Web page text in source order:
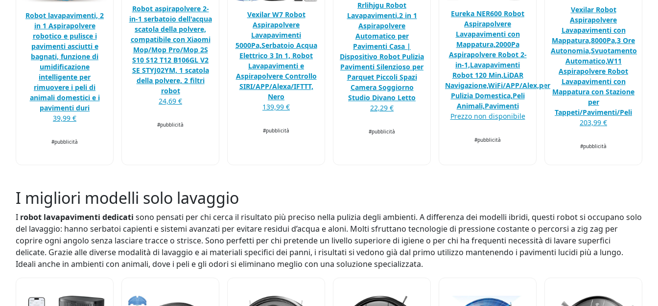
Robot lavapavimenti, 2
in 1 Aspirapolvere
robotico e pulisce i
pavimenti asciutti e
bagnati, funzione di
umidificazione
intelligente per
rimuovere i peli di
animali domestici e i
pavimenti duri
39,99 €
#pubblicità
Robot aspirapolvere 2-
in-1 serbatoio dell'acqua
scatola della polvere,
compatibile con Xiaomi
Mop/Mop Pro/Mop 2S
S10 S12 T12 B106GL V2
SE STYJ02YM, 1 scatola
della polvere, 2 filtri
robot
24,69 €
#pubblicità
Vexilar W7 Robot
Aspirapolvere
Lavapavimenti
5000Pa,Serbatoio Acqua
Elettrico 3 In 1, Robot
Lavapavimenti e
Aspirapolvere Controllo
SIRI/APP/Alexa/IFTTT,
Nero
139,99 €
#pubblicità
Rrlihjgu Robot
Lavapavimenti,2 in 1
Aspirapolvere
Automatico per
Pavimenti Casa |
Dispositivo Robot Pulizia
Pavimenti Silenzioso per
Parquet Piccoli Spazi
Camera Soggiorno
Studio Divano Letto
22,29 €
#pubblicità
Eureka NER600 Robot
Aspirapolvere
Lavapavimenti con
Mappatura,2000Pa
Aspirapolvere Robot 2-
in-1,Lavapavimenti
Robot 120 Min,LiDAR
Navigazione,WiFi/APP/Alex,per
Pulizia Domestica,Peli
Animali,Pavimenti
Prezzo non disponibile
#pubblicità
Vexilar Robot
Aspirapolvere
Lavapavimenti con
Mappatura,8000Pa,3 Ore
Autonomia,Svuotamento
Automatico,W11
Aspirapolvere Robot
Lavapavimenti con
Mappatura con Stazione
per
Tappeti/Pavimenti/Peli
203,99 €
#pubblicità
I migliori modelli solo lavaggio
I robot lavapavimenti dedicati sono pensati per chi cerca il risultato più preciso nella pulizia degli ambienti. A differenza dei modelli ibridi, questi robot si occupano solo
del lavaggio: hanno serbatoi capienti e sistemi avanzati per evitare residui d’acqua e aloni. Molti sfruttano tecnologie di pressione costante o percorsi a zig zag per
coprire ogni angolo senza lasciare tracce o strisce. Sono perfetti per chi pretende un livello superiore di igiene o per chi ha frequenti necessità di lavare superfici
delicate. Grazie alle diverse modalità di lavaggio e ai materiali specifici dei panni, i risultati si vedono già dal primo utilizzo mantenendo i pavimenti lucidi più a lungo.
Ideali anche in ambienti con animali, dove i peli e gli odori si eliminano meglio con una soluzione specializzata.